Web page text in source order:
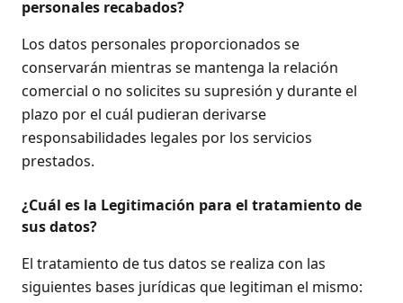
personales recabados?
Los datos personales proporcionados se
conservarán mientras se mantenga la relación
comercial o no solicites su supresión y durante el
plazo por el cuál pudieran derivarse
responsabilidades legales por los servicios
prestados.
¿Cuál es la Legitimación para el tratamiento de
sus datos?
El tratamiento de tus datos se realiza con las
siguientes bases jurídicas que legitiman el mismo: